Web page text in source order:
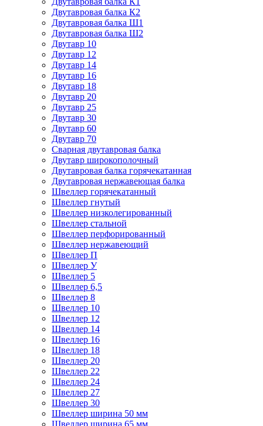
Двутавровая балка К2
Двутавровая балка Ш1
Двутавровая балка Ш2
Двутавр 10
Двутавр 12
Двутавр 14
Двутавр 16
Двутавр 18
Двутавр 20
Двутавр 25
Двутавр 30
Двутавр 60
Двутавр 70
Сварная двутавровая балка
Двутавр широкополочный
Двутавровая балка горячекатанная
Двутавровая нержавеющая балка
Швеллер горячекатанный
Швеллер гнутый
Швеллер низколегированный
Швеллер стальной
Швеллер перфорированный
Швеллер нержавеющий
Швеллер П
Швеллер У
Швеллер 5
Швеллер 6,5
Швеллер 8
Швеллер 10
Швеллер 12
Швеллер 14
Швеллер 16
Швеллер 18
Швеллер 20
Швеллер 22
Швеллер 24
Швеллер 27
Швеллер 30
Швеллер ширина 50 мм
Швеллер ширина 65 мм